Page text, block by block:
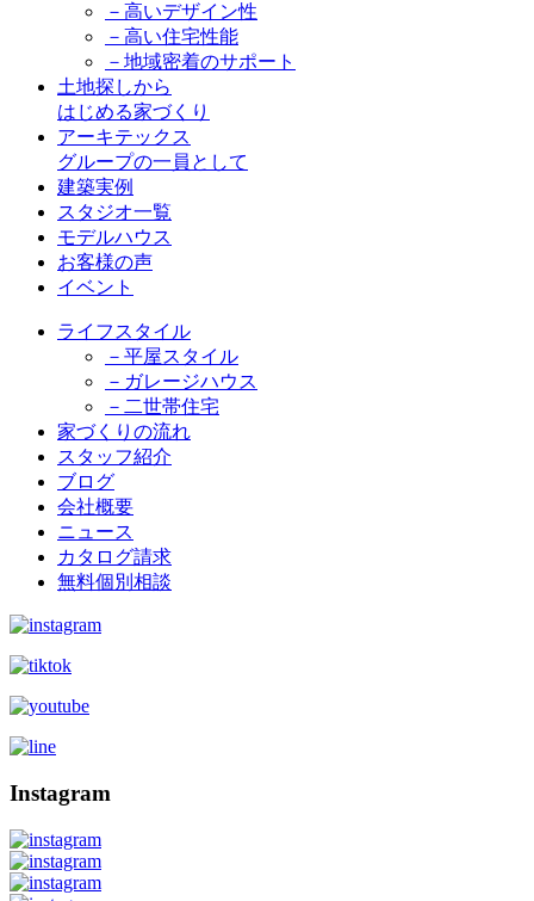
－高いデザイン性
－高い住宅性能
－地域密着のサポート
土地探しから
はじめる家づくり
アーキテックス
グループの一員として
建築実例
スタジオ一覧
モデルハウス
お客様の声
イベント
ライフスタイル
－平屋スタイル
－ガレージハウス
－二世帯住宅
家づくりの流れ
スタッフ紹介
ブログ
会社概要
ニュース
カタログ請求
無料個別相談
Instagram